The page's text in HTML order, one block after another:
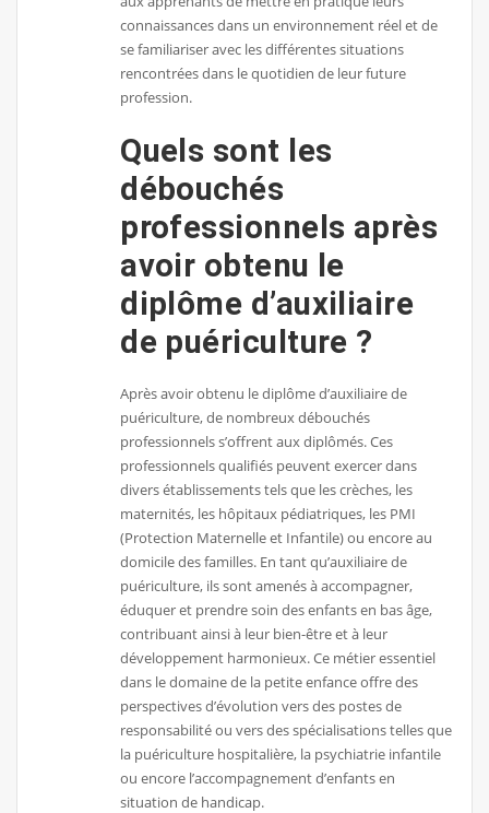
connaissances dans un environnement réel et de
se familiariser avec les différentes situations
rencontrées dans le quotidien de leur future
profession.
Quels sont les
débouchés
professionnels après
avoir obtenu le
diplôme d’auxiliaire
de puériculture ?
Après avoir obtenu le diplôme d’auxiliaire de
puériculture, de nombreux débouchés
professionnels s’offrent aux diplômés. Ces
professionnels qualifiés peuvent exercer dans
divers établissements tels que les crèches, les
maternités, les hôpitaux pédiatriques, les PMI
(Protection Maternelle et Infantile) ou encore au
domicile des familles. En tant qu’auxiliaire de
puériculture, ils sont amenés à accompagner,
éduquer et prendre soin des enfants en bas âge,
contribuant ainsi à leur bien-être et à leur
développement harmonieux. Ce métier essentiel
dans le domaine de la petite enfance offre des
perspectives d’évolution vers des postes de
responsabilité ou vers des spécialisations telles que
la puériculture hospitalière, la psychiatrie infantile
ou encore l’accompagnement d’enfants en
situation de handicap.